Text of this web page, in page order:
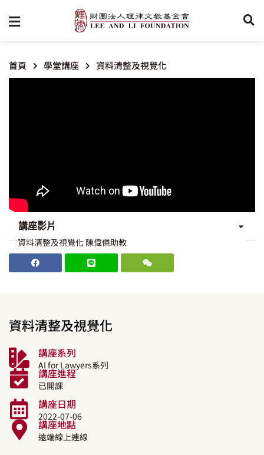
首頁 學堂講座 資料清整及視覺化
講座影片
資料清整及視覺化 陳偉傑助教
資料清整及視覺化
講座系列
AI for Lawyers系列
講座進程
已開課
講座日期
2022-07-06
講座地點
遠端線上連線